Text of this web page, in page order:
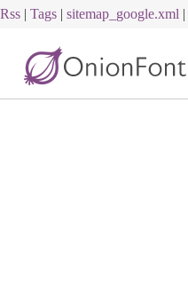
Rss | Tags | sitemap_google.xml |